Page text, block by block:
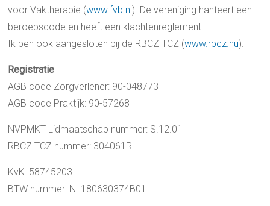
voor Vaktherapie (www.fvb.nl ). De vereniging hanteert een
beroepscode en heeft een klachtenreglement.
Ik ben ook aangesloten bij de RBCZ TCZ (www.rbcz.nu).
Registratie
AGB code Zorgverlener: 90-048773
AGB code Praktijk: 90-57268
NVPMKT Lidmaatschap nummer: S.12.01
RBCZ TCZ nummer: 304061R
KvK: 58745203
BTW nummer: NL180630374B01